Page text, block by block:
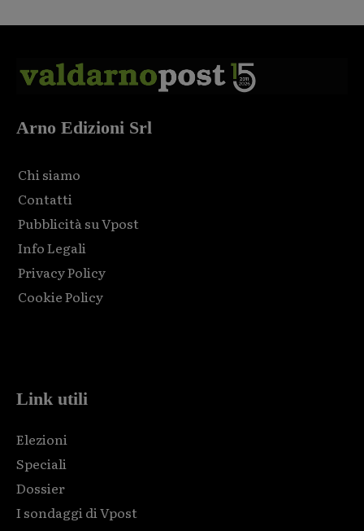
Arno Edizioni Srl
Chi siamo
Contatti
Pubblicità su Vpost
Info Legali
Privacy Policy
Cookie Policy
Link utili
Elezioni
Speciali
Dossier
I sondaggi di Vpost